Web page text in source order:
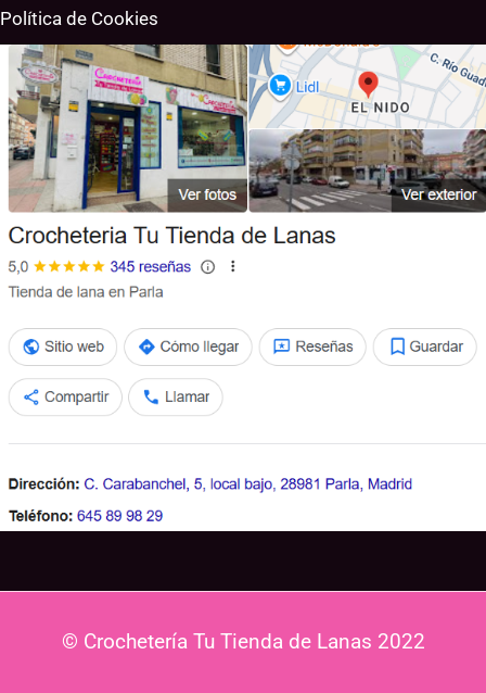
Política de Cookies
© Crochetería Tu Tienda de Lanas 2022